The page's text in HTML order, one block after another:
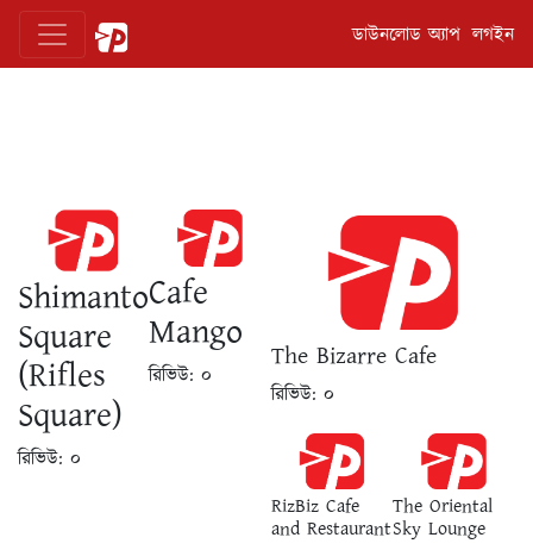
ডাউনলোড অ্যাপ লগইন
Shimanto
Square
(Rifles
Square)
রিভিউ: ০
Cafe
Mango
রিভিউ: ০
The Bizarre Cafe
রিভিউ: ০
RizBiz Cafe
and Restaurant
The Oriental
Sky Lounge